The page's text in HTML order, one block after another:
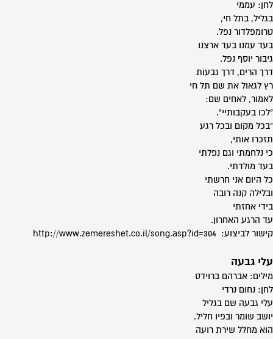
לחן: עממי
בגליל, בתל חי,
טרומפלדור נפל.
בעד עמנו בעד ארצנו
גיבור יוסף נפל.
דרך הרים, דרך גבעות
רץ לגאול את שם תל חי
לאמור, לאחים שם:
"לכו בעקבותיי".
"בכל מקום ובכל רגע
תזכרו אותי,
כי נלחמתי וגם נפלתי
בעד מולדתי.
כל היום אני חרשתי
ובלילה קנה רובה
בידי אחזתי
עד הרגע האחרון.
קישור לביצוע: http://www.zemereshet.co.il/song.asp?id=304
עלי גבעה
מילים: אברהם ברוידס
לחן: נחום נרדי
עלי גבעה שם בגליל
יושב שומר ובפיו חליל.
הוא מחלל שירת רועה